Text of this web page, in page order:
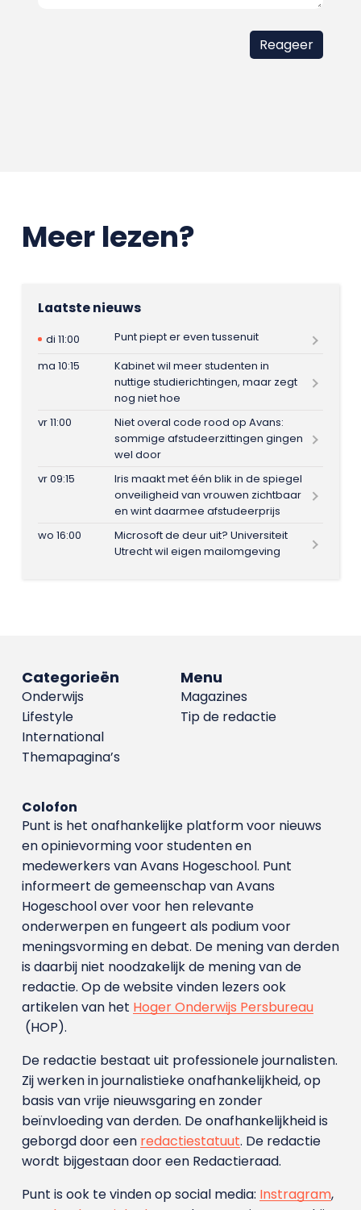
Meer lezen?
Laatste nieuws
di 11:00
Punt piept er even tussenuit
ma 10:15
Kabinet wil meer studenten in
nuttige studierichtingen, maar zegt
nog niet hoe
vr 11:00
Niet overal code rood op Avans:
sommige afstudeerzittingen gingen
wel door
vr 09:15
Iris maakt met één blik in de spiegel
onveiligheid van vrouwen zichtbaar
en wint daarmee afstudeerprijs
wo 16:00
Microsoft de deur uit? Universiteit
Utrecht wil eigen mailomgeving
Menu
Magazines
Tip de redactie
Categorieën
Onderwijs
Lifestyle
International
Themapagina’s
Colofon
Punt is het onafhankelijke platform voor nieuws
en opinievorming voor studenten en
medewerkers van Avans Hoge­school. Punt
informeert de gemeenschap van Avans
Hogeschool over voor hen relevante
onderwerpen en fungeert als podium voor
meningsvorming en debat. De mening van derden
is daarbij niet noodzakelijk de mening van de
redactie. Op de website vinden lezers ook
artikelen van het Hoger Onderwijs Persbureau
(HOP).
De redactie bestaat uit professionele journalisten.
Zij werken in journalistieke onafhankelijkheid, op
basis van vrije nieuwsgaring en zonder
beïnvloeding van derden. De onafhankelijkheid is
geborgd door een redactiestatuut. De redactie
wordt bijgestaan door een Redactieraad.
Punt is ook te vinden op social media: Instragram,